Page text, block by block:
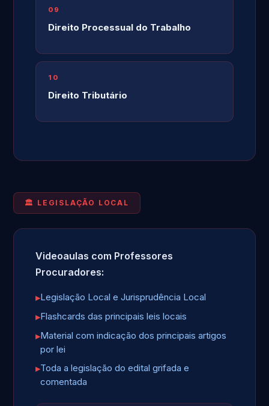
09
Direito Processual do Trabalho
10
Direito Tributário
🏛️ LEGISLAÇÃO LOCAL
Videoaulas com Professores
Procuradores:
Legislação Local e Jurisprudência Local
Flashcards das principais leis locais
Material com indicação dos principais artigos
por lei
Toda a legislação do edital grifada e
comentada